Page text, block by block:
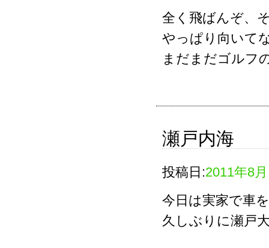
全く飛ばんぞ、
やっぱり向いて
まだまだゴルフ
瀬戸内海
投稿日:2011年8
今日は実家で車
久しぶりに瀬戸